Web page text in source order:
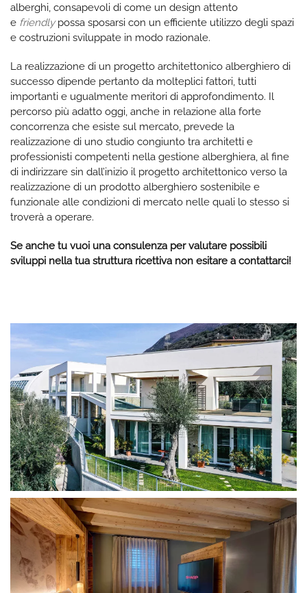
alberghi, consapevoli di come un design attento
e friendlypossa sposarsi con un efficiente utilizzo degli spazi
e costruzioni sviluppate in modo razionale.
La realizzazione di un progetto architettonico alberghiero di
successo dipende pertanto da molteplici fattori, tutti
importanti e ugualmente meritori di approfondimento. Il
percorso più adatto oggi, anche in relazione alla forte
concorrenza che esiste sul mercato, prevede la
realizzazione di uno studio congiunto tra architetti e
professionisti competenti nella gestione alberghiera, al fine
di indirizzare sin dall’inizio il progetto architettonico verso la
realizzazione di un prodotto alberghiero sostenibile e
funzionale alle condizioni di mercato nelle quali lo stesso si
troverà a operare.
Se anche tu vuoi una consulenza per valutare possibili
sviluppi nella tua struttura ricettiva non esitare a contattarci!